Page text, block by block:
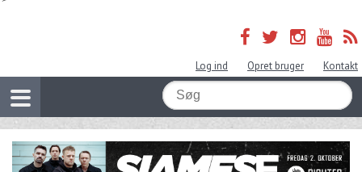
Log ind Opret bruger Kontakt